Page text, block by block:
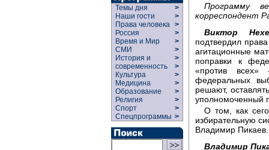
Темы дня
>
Наши гости
>
Права человека >
Россия
>
Время и Мир
>
СМИ
>
История и
современность
>
>
Культура
>
Медицина
>
Образование
>
Религия
>
Спорт
>
Спецпрограммы >
Программу
корреспондент
Виктор
подтвердил
агитационные
поправки к
«против всех»
федеральных
решают,
уполномоченный
О том, как
избирательную
Владимир Пикаев.
Владимир